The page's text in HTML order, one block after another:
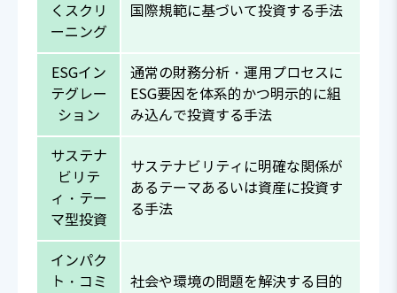
くスクリ
ーニング
国際規範に基づいて投資する手法
ESGイン
テグレー
ション
通常の財務分析・運用プロセスに
ESG要因を体系的かつ明示的に組
み込んで投資する手法
サステナ
ビリテ
ィ・テー
マ型投資
サステナビリティに明確な関係が
あるテーマあるいは資産に投資す
る手法
インパク
ト・コミ
社会や環境の問題を解決する目的